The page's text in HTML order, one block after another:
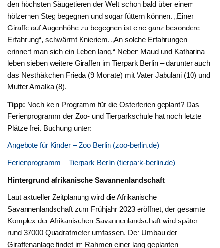
den höchsten Säugetieren der Welt schon bald über einem
hölzernen Steg begegnen und sogar füttern können. „Einer
Giraffe auf Augenhöhe zu begegnen ist eine ganz besondere
Erfahrung“, schwärmt Knieriem. „An solche Erfahrungen
erinnert man sich ein Leben lang.“ Neben Maud und Katharina
leben sieben weitere Giraffen im Tierpark Berlin – darunter auch
das Nesthäkchen Frieda (9 Monate) mit Vater Jabulani (10) und
Mutter Amalka (8).
Tipp: Noch kein Programm für die Osterferien geplant? Das
Ferienprogramm der Zoo- und Tierparkschule hat noch letzte
Plätze frei. Buchung unter:
Angebote für Kinder – Zoo Berlin (zoo-berlin.de)
Ferienprogramm – Tierpark Berlin (tierpark-berlin.de)
Hintergrund afrikanische Savannenlandschaft
Laut aktueller Zeitplanung wird die Afrikanische
Savannenlandschaft zum Frühjahr 2023 eröffnet, der gesamte
Komplex der Afrikanischen Savannenlandschaft wird später
rund 37000 Quadratmeter umfassen. Der Umbau der
Giraffenanlage findet im Rahmen einer lang geplanten